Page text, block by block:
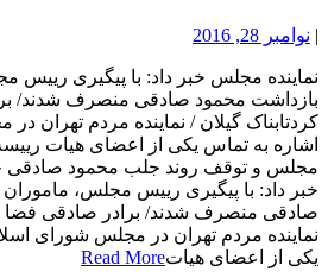
| نوامبر 28, 2016
نماینده مجلس خبر داد: با پیگیری رییس
بازداشت محمود صادقی منصرف شدند/
کردتابناک گیلان / نماینده مردم تهران
اشاره به تماس یکی از اعضای هیات
مجلس و توقف روند جلب محمود صادقی
خبر داد: با پیگیری رییس مجلس،
صادقی منصرف شدند/ برادر صادقی فضا را
نماینده مردم تهران در مجلس شورای
یکی از اعضای هیاتRead More